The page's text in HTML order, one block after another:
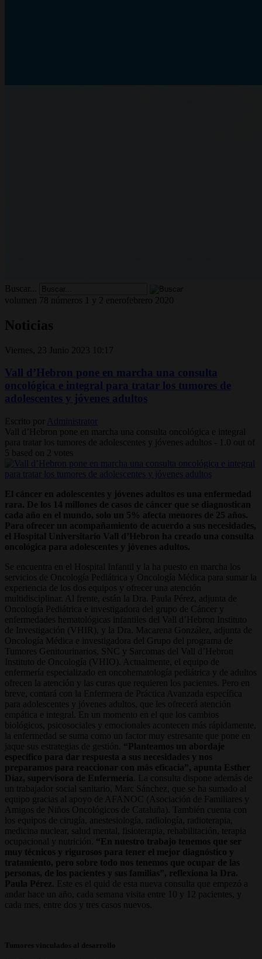
Buscar...
volumen 78 números 1 y 2 enerofebrero 2020
Noticias
Viernes, 23 Junio 2023 10:17
Vall d’Hebron pone en marcha una consulta
oncológica e integral para tratar los tumores de
adolescentes y jóvenes adultos
Escrito por
Administrator
Vall d’Hebron pone en marcha una consulta oncológica e integral
para tratar los tumores de adolescentes y jóvenes adultos - 1.0 out of
5 based on 2 votes
El cáncer en adolescentes y jóvenes adultos es una enfermedad
rara. De los 14 millones de casos de cáncer que se diagnostican
cada año en el mundo, solo un 5% afecta menores de 25 años.
Para ofrecer un acompañamiento de acuerdo a sus necesidades,
el Hospital Universitario Vall d’Hebron ha creado una consulta
oncológica para adolescentes y jóvenes adultos.
Se encuentra en el Hospital Infantil y la ha puesto en marcha los
servicios de Oncología Pediátrica y Oncología Médica para sumar la
experiencia de los dos equipos y ofrecer una atención
multidisciplinar. Al frente, están la Dra. Paula Pérez, adjunta de
Oncología Pediátrica e investigadora del grupo de Cáncer y
enfermedades hematológicas infantiles del Vall d’Hebron Instituto
de Investigación (VHIR), y la Dra. Macarena González, adjunta de
Oncología Médica e investigadora del Grupo del programa de
Tumores Genitourinarios, SNC y Sarcomas del Vall d’Hebron
Instituto de Oncología (VHIO). Actualmente, el equipo de
enfermería especializado en oncohematología pediátrica y de adultos
ofrecen la atención y las curas que requieren los pacientes. Pero en
breve, contará con la Enfermera de Práctica Avanzada específica
para adolescentes y jóvenes adultos, que les ofrecerá atención
empática e integral. En un momento en el que los cambios
biológicos, psicosociales y emocionales acontecen más rápidamente,
la enfermedad se suma como un factor muy estresante que pone en
jaque sus estrategias de gestión. “Planteamos un abordaje
específico para dar respuesta a sus necesidades y nos
preparamos para reaccionar con más eficacia”, apunta Esther
Díaz, supervisora de Enfermería . La consulta dispone además de
un trabajador social sanitario, Marc Sánchez, que se ha sumado al
equipo gracias al apoyo de AFANOC (Asociación de Familiares y
Amigos de Niños Oncológicos de Cataluña). También cuenta con
los equipos de cirugía, anestesiología, radiología, radioterapia,
medicina nuclear, salud mental, fisioterapia, rehabilitación, terapia
ocupacional y nutrición. “En nuestro trabajo tenemos que ser
muy técnicos y rigurosos para tener el mejor diagnóstico y
tratamiento, pero sobre todo nos tenemos que ocupar de las
personas, de los pacientes y sus familias”, reflexiona la Dra.
Paula Pérez . Este es el quid de esta nueva consulta que empezó a
andar hace un año, cada semana visita entre 10 y 12 pacientes, y
cada mes, entre dos y tres casos nuevos.
Tumores vinculados al desarrollo